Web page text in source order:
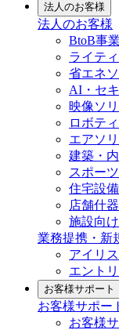
法人のお客様
法人のお客様
BtoB事業
ライテ
省エネ
AI・セ
映像ソ
ロボテ
エアソ
建築・
スポー
住宅設
店舗什
施設向
業務提携・新
アイリ
エント
お客様サポート
お客様サポー
お客様